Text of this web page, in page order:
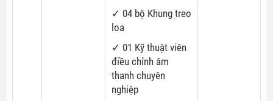
✓ 04 bộ Khung treo
loa
✓ 01 Kỹ thuật viên
điều chỉnh âm
thanh chuyên
nghiệp